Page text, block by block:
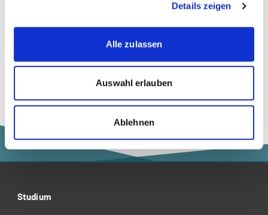
Details zeigen
Alle zulassen
Auswahl erlauben
Ablehnen
Studium